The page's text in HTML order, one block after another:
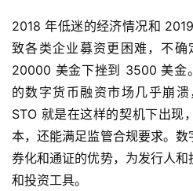
2018 年低迷的经济情况和
致各类企业募资更困难，不
20000 美金下挫到 3500 美金
的数字货币融资市场几乎崩溃
STO 就是在这样的契机下出现
本，还能满足监管合规要求。
券化和通证的优势，为发行人
和投资工具。